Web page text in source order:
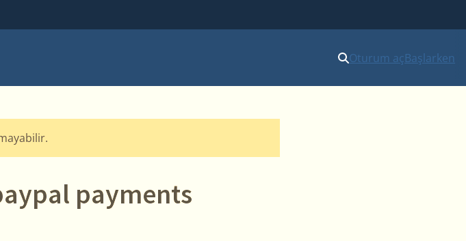
Oturum açBaşlarken
payments